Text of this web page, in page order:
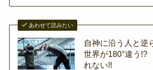
あわせて読みたい
自神に沿う人と逆
世界が180°違う!?
れない!!